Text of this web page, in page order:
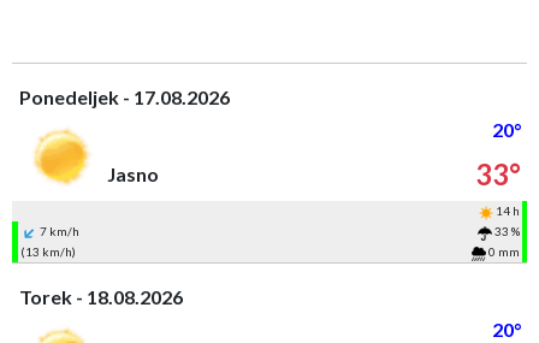
Ponedeljek - 17.08.2026
20°
Jasno
33°
14 h
7 km/h
33 %
(13 km/h)
0 mm
Torek - 18.08.2026
20°